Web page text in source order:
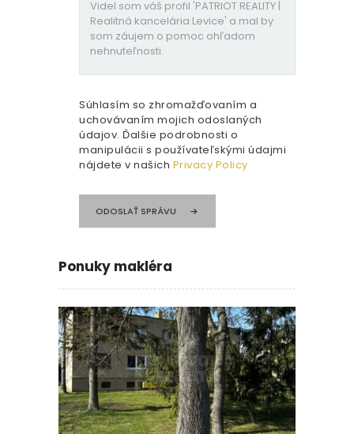
Súhlasím so zhromažďovaním a
uchovávaním mojich odoslaných
údajov. Ďalšie podrobnosti o
manipulácii s používateľskými údajmi
nájdete v našich Privacy Policy
ODOSLAŤ SPRÁVU
Ponuky makléra